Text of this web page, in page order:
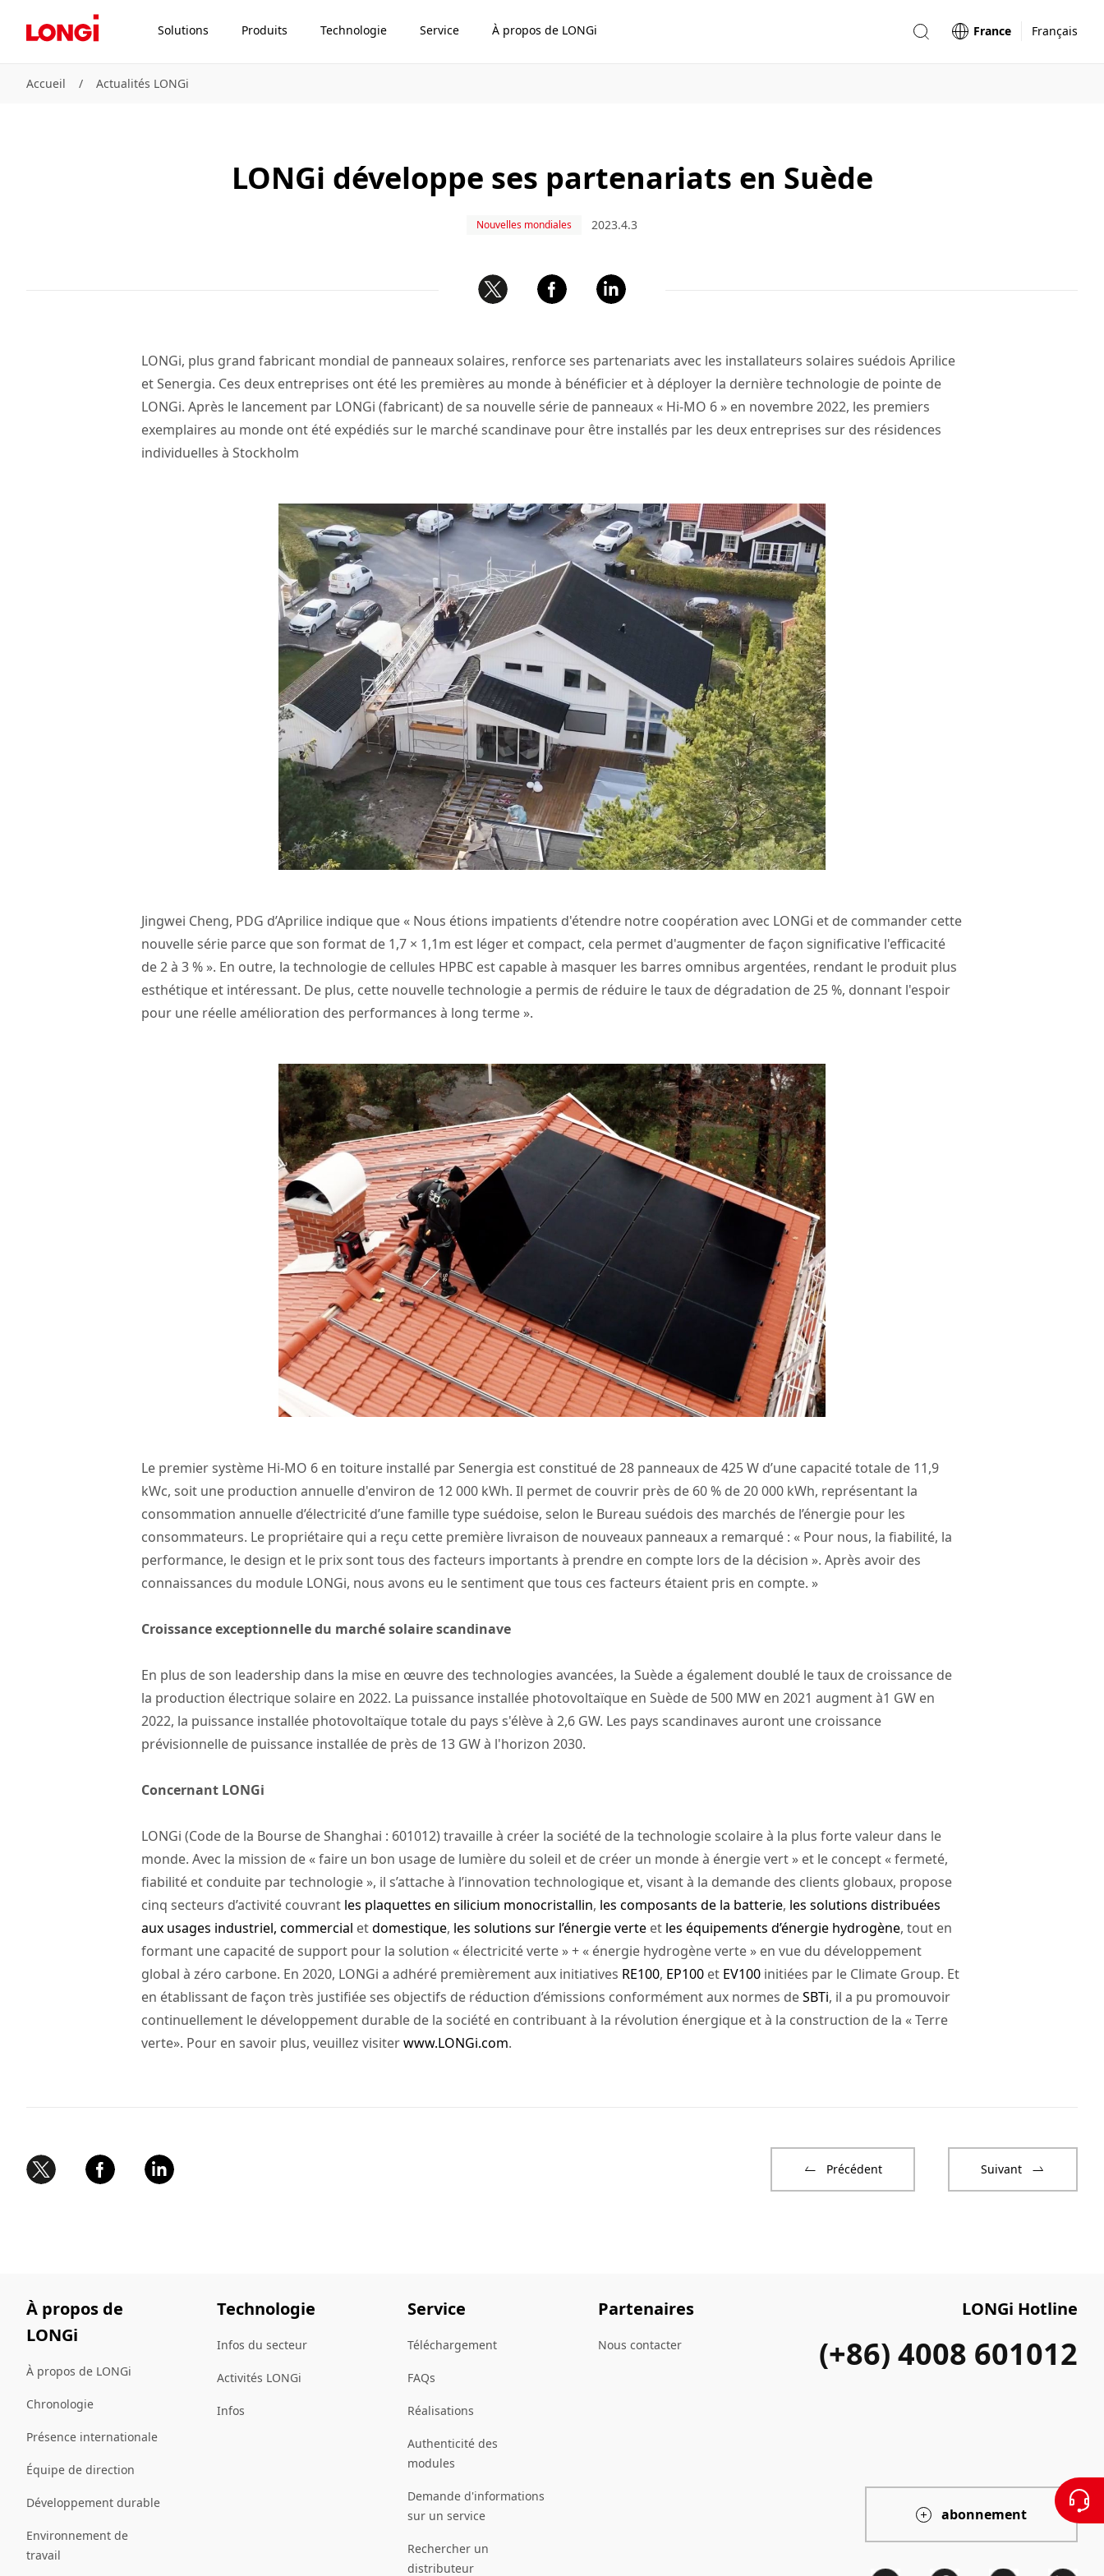
Solutions Produits Technologie Service À propos de LONGi France Français
Accueil / Actualités LONGi
LONGi développe ses partenariats en Suède
Nouvelles mondiales 2023.4.3
LONGi, plus grand fabricant mondial de panneaux solaires, renforce ses partenariats avec les installateurs solaires suédois Aprilice
et Senergia. Ces deux entreprises ont été les premières au monde à bénéficier et à déployer la dernière technologie de pointe de
LONGi. Après le lancement par LONGi (fabricant) de sa nouvelle série de panneaux « Hi-MO 6 » en novembre 2022, les premiers
exemplaires au monde ont été expédiés sur le marché scandinave pour être installés par les deux entreprises sur des résidences
individuelles à Stockholm
Jingwei Cheng, PDG d’Aprilice indique que « Nous étions impatients d'étendre notre coopération avec LONGi et de commander cette
nouvelle série parce que son format de 1,7 × 1,1m est léger et compact, cela permet d'augmenter de façon significative l'efficacité
de 2 à 3 % ». En outre, la technologie de cellules HPBC est capable à masquer les barres omnibus argentées, rendant le produit plus
esthétique et intéressant. De plus, cette nouvelle technologie a permis de réduire le taux de dégradation de 25 %, donnant l'espoir
pour une réelle amélioration des performances à long terme ».
Le premier système Hi-MO 6 en toiture installé par Senergia est constitué de 28 panneaux de 425 W d’une capacité totale de 11,9
kWc, soit une production annuelle d'environ de 12 000 kWh. Il permet de couvrir près de 60 % de 20 000 kWh, représentant la
consommation annuelle d’électricité d’une famille type suédoise, selon le Bureau suédois des marchés de l’énergie pour les
consommateurs. Le propriétaire qui a reçu cette première livraison de nouveaux panneaux a remarqué : « Pour nous, la fiabilité, la
performance, le design et le prix sont tous des facteurs importants à prendre en compte lors de la décision ». Après avoir des
connaissances du module LONGi, nous avons eu le sentiment que tous ces facteurs étaient pris en compte. »
Croissance exceptionnelle du marché solaire scandinave
En plus de son leadership dans la mise en œuvre des technologies avancées, la Suède a également doublé le taux de croissance de
la production électrique solaire en 2022. La puissance installée photovoltaïque en Suède de 500 MW en 2021 augment à1 GW en
2022, la puissance installée photovoltaïque totale du pays s'élève à 2,6 GW. Les pays scandinaves auront une croissance
prévisionnelle de puissance installée de près de 13 GW à l'horizon 2030.
Concernant LONGi
LONGi (Code de la Bourse de Shanghai : 601012) travaille à créer la société de la technologie scolaire à la plus forte valeur dans le
monde. Avec la mission de « faire un bon usage de lumière du soleil et de créer un monde à énergie vert » et le concept « fermeté,
fiabilité et conduite par technologie », il s’attache à l’innovation technologique et, visant à la demande des clients globaux, propose
cinq secteurs d’activité couvrant les plaquettes en silicium monocristallin, les composants de la batterie, les solutions distribuées
aux usages industriel, commercial etdomestique, les solutions sur l’énergie verte et les équipements d’énergie hydrogène, tout en
formant une capacité de support pour la solution « électricité verte » + « énergie hydrogène verte » en vue du développement
global à zéro carbone. En 2020, LONGi a adhéré premièrement aux initiatives RE100, EP100 et EV100 initiées par le Climate Group. Et
en établissant de façon très justifiée ses objectifs de réduction d’émissions conformément aux normes deSBTi, il a pu promouvoir
continuellement le développement durable de la société en contribuant à la révolution énergique et à la construction de la « Terre
verte». Pour en savoir plus, veuillez visiterwww.LONGi.com.
Précédent Suivant
À propos de
LONGi
À propos de LONGi
Chronologie
Présence internationale
Équipe de direction
Développement durable
Environnement de
travail
Technologie
Infos du secteur
Activités LONGi
Infos
Service
Téléchargement
FAQs
Réalisations
Authenticité des
modules
Demande d'informations
sur un service
Rechercher un
distributeur
Partenaires
Nous contacter
LONGi Hotline
(+86) 4008 601012
abonnement